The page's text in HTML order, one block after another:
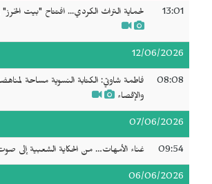
13:01 لحماية التراث الكردي... افتتاح "بيت
12/06/2026
08:08
فاطمة شاوتي: الكتابة النسوية مساحة
والإقصاء
07/06/2026
09:54 غناء الأمهات… من الحكاية الشعبية إلى صوت
06/06/2026